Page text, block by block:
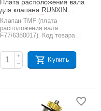
Плата расположения вала
для клапана RUNXIN
TMF77
AКЦИЯ
Клапан TMF (плата
расположения вала
F77/6380017). Код товара
+
−
Купить